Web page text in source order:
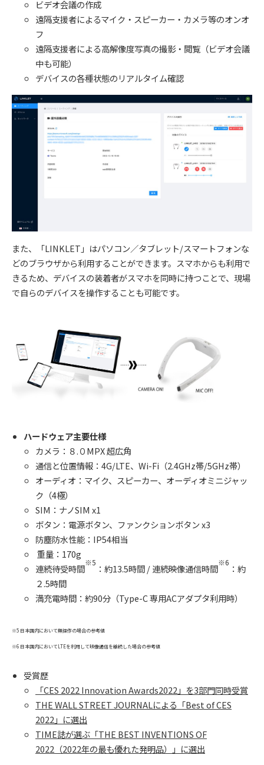
ビデオ会議の作成
遠隔支援者によるマイク・スピーカー・カメラ等のオンオ
フ
遠隔支援者による高解像度写真の撮影・閲覧（ビデオ会議
中も可能）
デバイスの各種状態のリアルタイム確認
また、「LINKLET」はパソコン／タブレット/スマートフォンな
どのブラウザから利用することができます。スマホからも利用で
きるため、デバイスの装着者がスマホを同時に持つことで、現場
で自らのデバイスを操作することも可能です。
ハードウェア主要仕様
カメラ：８.０MPX 超広角
通信と位置情報：4G/LTE、Wi-Fi（2.4GHz帯/5GHz帯）
オーディオ：マイク、スピーカー、オーディオミニジャッ
ク（4極）
SIM：ナノSIM x1
ボタン：電源ボタン、ファンクションボタン x3
防塵防水性能：IP54相当
重量：170g
連続待受時間
※5
：約13.5時間 / 連続映像通信時間
※6
：約
２.5時間
満充電時間：約90分（Type-C 専用ACアダプタ利用時）
※5 日本国内において無操作の場合の参考値
※6 日本国内においてLTEを利用して映像通信を継続した場合の参考値
受賞歴
「CES 2022 Innovation Awards2022」を3部門同時受賞
THE WALL STREET JOURNALによる「Best of CES
2022」に選出
TIME誌が選ぶ「THE BEST INVENTIONS OF
2022（2022年の最も優れた発明品）」に選出